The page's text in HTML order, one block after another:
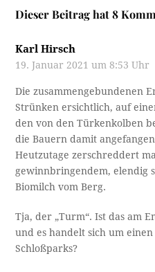
Dieser Beitrag hat 8
Karl Hirsch
19. Januar 2021 um 8:53 Uhr
Die zusammengebundenen
Strünken ersichtlich, auf
den von den Türkenkolben
die Bauern damit
Heutzutage zerschreddert
gewinnbringendem, elendig
Biomilch vom Berg.
Tja, der „Turm“. Ist das am
und es handelt sich um
Schloßparks?